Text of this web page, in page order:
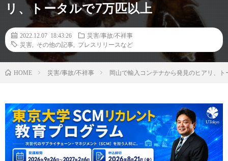
リ、トータルで7万匹以上
2022.12.07 18:43:26
災害/事故/不祥事
災害
その他の記事 プレスリリースなど
HOME 災害/事故/不祥事 岡山で輸入コンテナから発見のヒアリ、